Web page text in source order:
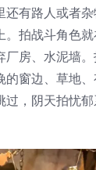
还有路人或者
。拍战斗角色
厂房、水泥墙
窗边、草地、
，阴天拍忧